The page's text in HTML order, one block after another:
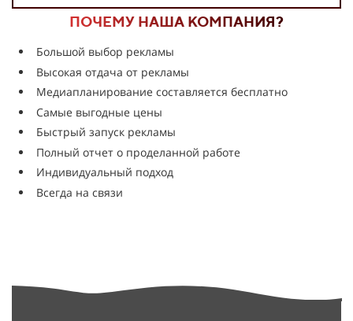
ПОЧЕМУ НАША КОМПАНИЯ?
Большой выбор рекламы
Высокая отдача от рекламы
Медиапланирование составляется бесплатно
Самые выгодные цены
Быстрый запуск рекламы
Полный отчет о проделанной работе
Индивидуальный подход
Всегда на связи